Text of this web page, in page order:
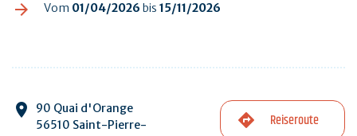
Vom 01/04/2026 bis 15/11/2026
90 Quai d'Orange
56510 Saint-Pierre-
Reiseroute